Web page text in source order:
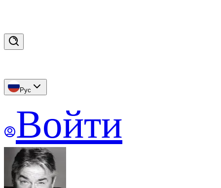
Рус
Войти